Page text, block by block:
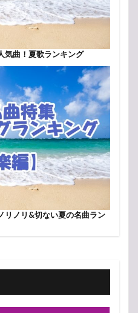
気曲！夏歌ランキング
リノリ&切ない夏の名曲ラン